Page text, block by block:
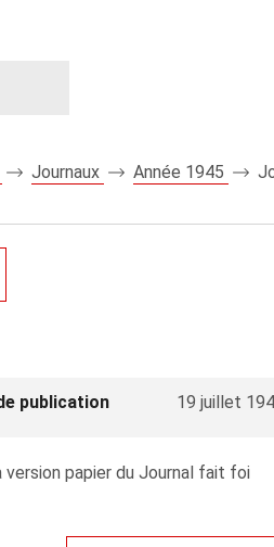
Journaux Année 1945
publication 19 juillet
version papier du Journal fait foi